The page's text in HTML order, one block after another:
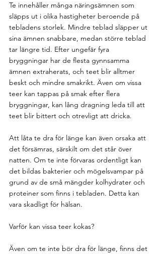
Te innehåller många näringsämnen som
släpps ut i olika hastigheter beroende på
tebladens storlek. Mindre teblad släpper ut
sina ämnen snabbare, medan större teblad
tar längre tid. Efter ungefär fyra
bryggningar har de flesta gynnsamma
ämnen extraherats, och teet blir alltmer
beskt och mindre smakrikt. Även om vissa
teer kan tappas på smak efter flera
bryggningar, kan lång dragning leda till att
teet blir bittert och otrevligt att dricka.
Att låta te dra för länge kan även orsaka att
det försämras, särskilt om det står över
natten. Om te inte förvaras ordentligt kan
det bildas bakterier och mögelsvampar på
grund av de små mängder kolhydrater och
proteiner som finns i tebladen. Detta kan
vara skadligt för hälsan.
Varför kan vissa teer kokas?
Även om te inte bör dra för länge, finns det